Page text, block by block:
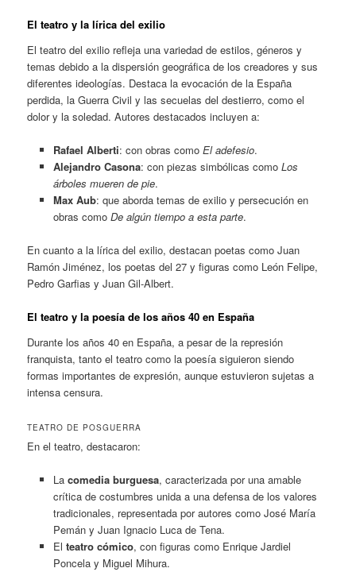
El teatro y la lírica del exilio
El teatro del exilio refleja una variedad de estilos, géneros y
temas debido a la dispersión geográfica de los creadores y sus
diferentes ideologías. Destaca la evocación de la España
perdida, la Guerra Civil y las secuelas del destierro, como el
dolor y la soledad. Autores destacados incluyen a:
Rafael Alberti: con obras como El adefesio.
Alejandro Casona: con piezas simbólicas como Los
árboles mueren de pie.
Max Aub: que aborda temas de exilio y persecución en
obras como De algún tiempo a esta parte.
En cuanto a la lírica del exilio, destacan poetas como Juan
Ramón Jiménez, los poetas del 27 y figuras como León Felipe,
Pedro Garfias y Juan Gil-Albert.
El teatro y la poesía de los años 40 en España
Durante los años 40 en España, a pesar de la represión
franquista, tanto el teatro como la poesía siguieron siendo
formas importantes de expresión, aunque estuvieron sujetas a
intensa censura.
TEATRO DE POSGUERRA
En el teatro, destacaron:
La comedia burguesa, caracterizada por una amable
crítica de costumbres unida a una defensa de los valores
tradicionales, representada por autores como José María
Pemán y Juan Ignacio Luca de Tena.
El teatro cómico, con figuras como Enrique Jardiel
Poncela y Miguel Mihura.